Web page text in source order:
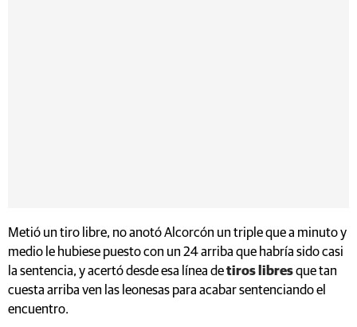
Metió un tiro libre, no anotó Alcorcón un triple que a minuto y
medio le hubiese puesto con un 24 arriba que habría sido casi
la sentencia, y acertó desde esa línea detiros libresque tan
cuesta arriba ven las leonesas para acabar sentenciando el
encuentro.